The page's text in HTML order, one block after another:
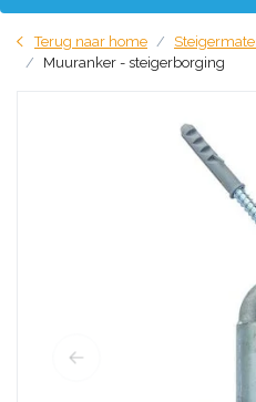
Terug naar home
Muuranker - steigerborging